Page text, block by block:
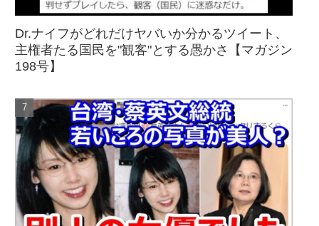
Dr.ナイフがどれだけヤバいか分かるツイート、
主権者たる国民を"観客"とする愚かさ【マガジン
198号】